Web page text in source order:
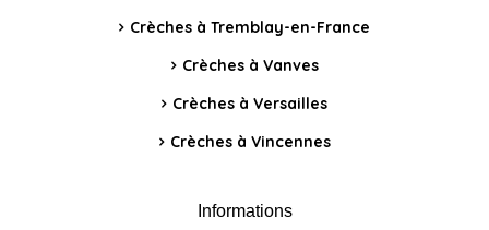
Crèches à Tremblay-en-France
Crèches à Vanves
Crèches à Versailles
Crèches à Vincennes
Informations